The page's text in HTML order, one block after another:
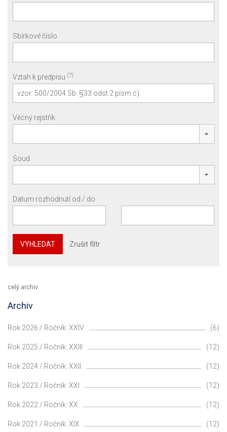
Sbírkové číslo
Vztah k předpisu (?)
Věcný rejstřík
Soud
Datum rozhodnutí od / do
VYHLEDAT Zrušit filtr
celý archiv
Archiv
Rok 2026 / Ročník: XXIV (6)
Rok 2025 / Ročník: XXIII (12)
Rok 2024 / Ročník: XXII (12)
Rok 2023 / Ročník: XXI (12)
Rok 2022 / Ročník: XX (12)
Rok 2021 / Ročník: XIX (12)